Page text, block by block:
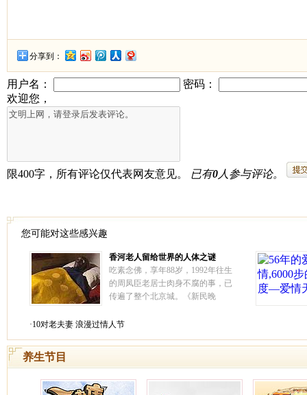
分享到：
您可能对这些感兴趣
香河老人留给世界的人体之谜
吃素念佛，享年88岁，1992年往生
的周凤臣老居士肉身不腐的事，已
传遍了整个北京城。《新民晚
报》海外版等传媒均对此作了报
一行14名学僧，专程去河北省香河
·10对老夫妻 浪漫过情人节
养生节目